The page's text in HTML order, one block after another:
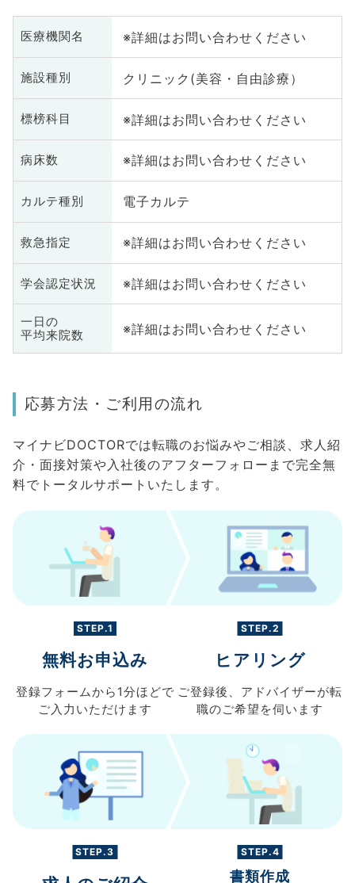
医療機関名 ※詳細はお問い合わせください
施設種別 クリニック(美容・自由診療）
標榜科目 ※詳細はお問い合わせください
病床数 ※詳細はお問い合わせください
カルテ種別 電子カルテ
救急指定 ※詳細はお問い合わせください
学会認定状況 ※詳細はお問い合わせください
一日の
平均来院数
※詳細はお問い合わせください
応募方法・ご利用の流れ
マイナビDOCTORでは転職のお悩みやご相談、求人紹
介・面接対策や入社後のアフターフォローまで完全無
料でトータルサポートいたします。
STEP.1
無料お申込み
登録フォームから 1分ほどで
ご入力 いただけます
STEP.2
ヒアリング
ご登録後、 アドバイザーが転
職のご希望を伺います
STEP.3 STEP.4
書類作成